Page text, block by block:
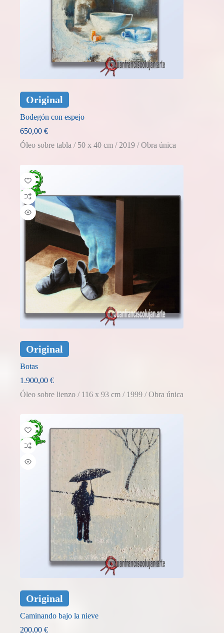
Original
Bodegón con espejo
650,00 €
Óleo sobre tabla / 50 x 40 cm / 2019 / Obra única
Original
Botas
1.900,00 €
Óleo sobre lienzo / 116 x 93 cm / 1999 / Obra única
Original
Caminando bajo la nieve
200,00 €